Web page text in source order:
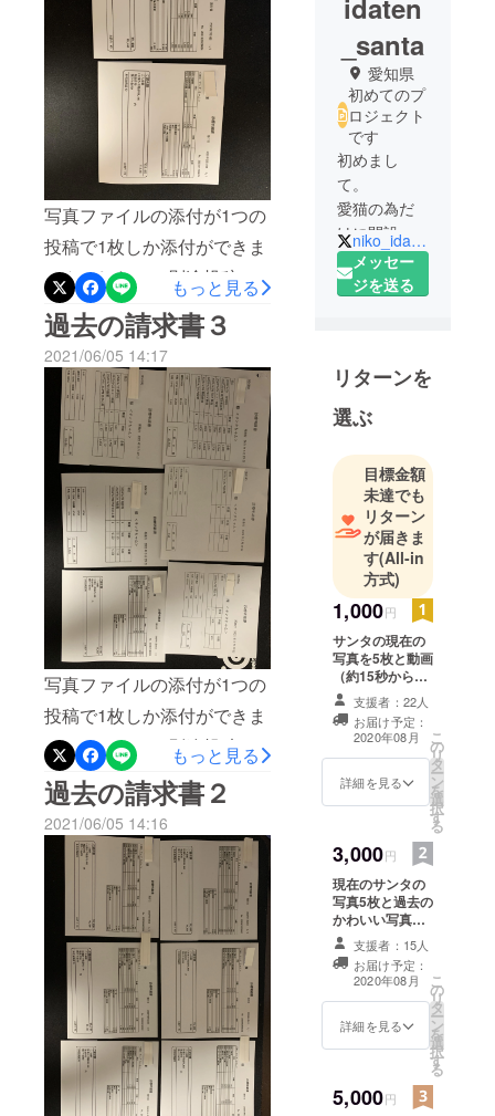
写真ファイルの添付が1つの
投稿で1枚しか添付ができま
せんでしたので別途投稿さ
せていただいております。
以上の4枚の写真が請求書一
覧になります。
もっと見る
過去の請求書３
2021/06/05 14:17
写真ファイルの添付が1つの
投稿で1枚しか添付ができま
せんでしたので別途投稿さ
せていただいております。
もっと見る
過去の請求書２
2021/06/05 14:16
_santa
愛知県
初めてのプ
ロジェクト
です
初めまし
て。
愛猫の為だ
けに開設し
ました。
よろしくお
niko_idaten
メッセー
ジを送る
リターンを
選ぶ
目標金額
未達でも
リターン
が届きま
す(All-in
方式)
1,000円
サンタの現在の
写真を5枚と動画
（約15秒から30
秒）を1本お送り
いたします。 治
療を行った後の
活動報告もメー
ルに記載いたし
ます。
支援者：22人
お届け予定：
2020年08月
詳細を見る
こ
の
リ
タ
ー
ン
を
選
択
す
る
3,000円
現在のサンタの
写真5枚と過去の
かわいい写真を2
枚、動画を1本
（15秒～30秒）
をお送りしま
す。 治療を行っ
た後の活動報告
もメールに記載
支援者：15人
お届け予定：
2020年08月
詳細を見る
こ
の
リ
タ
ー
ン
を
選
択
す
る
5,000円